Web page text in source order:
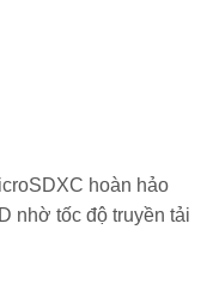
hoàn hảo
nhờ tốc độ truyền tải